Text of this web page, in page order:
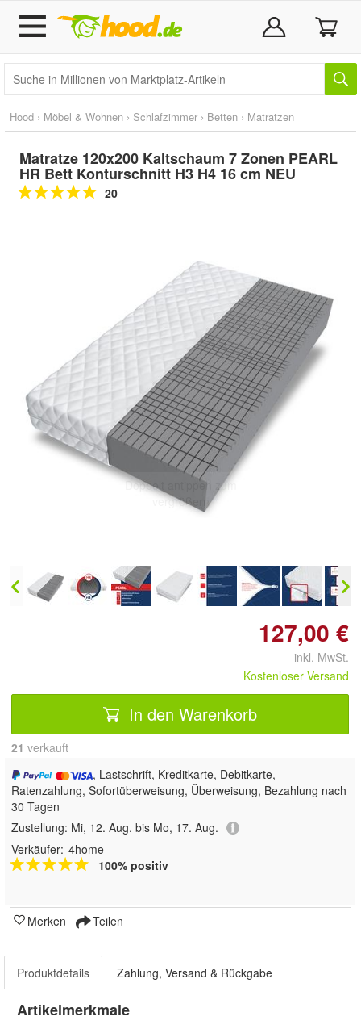
Hood › Möbel & Wohnen › Schlafzimmer › Betten › Matratzen
Matratze 120x200 Kaltschaum 7 Zonen PEARL
HR Bett Konturschnitt H3 H4 16 cm NEU
20
Doppelt antippen zum
vergrößern
127,00 €
inkl. MwSt.
Kostenloser Versand
In den Warenkorb
21 verkauft
, Lastschrift, Kreditkarte, Debitkarte,
Ratenzahlung, Sofortüberweisung, Überweisung, Bezahlung nach
30 Tagen
Zustellung: Mi, 12. Aug. bis Mo, 17. Aug.
Verkäufer: 4home
100% positiv
Merken Teilen
Produktdetails Zahlung, Versand & Rückgabe
Artikelmerkmale